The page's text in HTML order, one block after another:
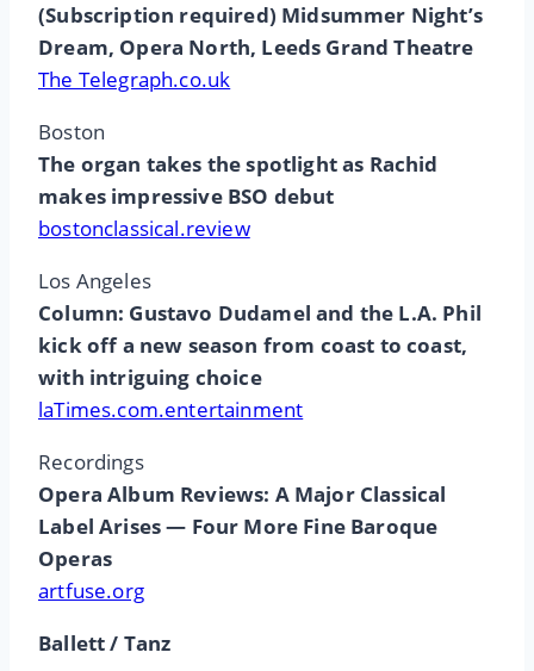
(Subscription required) Midsummer Night’s
Dream, Opera North, Leeds Grand Theatre
The Telegraph.co.uk
Boston
The organ takes the spotlight as Rachid
makes impressive BSO debut
bostonclassical.review
Los Angeles
Column: Gustavo Dudamel and the L.A. Phil
kick off a new season from coast to coast,
with intriguing choice
laTimes.com.entertainment
Recordings
Opera Album Reviews: A Major Classical
Label Arises — Four More Fine Baroque
Operas
artfuse.org
Ballett / Tanz